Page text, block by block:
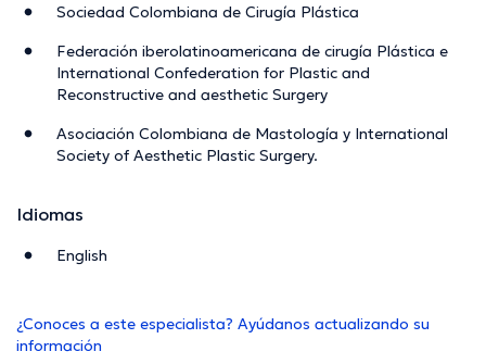
Sociedad Colombiana de Cirugía Plástica
Federación iberolatinoamericana de cirugía Plástica e
International Confederation for Plastic and
Reconstructive and aesthetic Surgery
Asociación Colombiana de Mastología y International
Society of Aesthetic Plastic Surgery.
Idiomas
English
¿Conoces a este especialista? Ayúdanos actualizando su
información